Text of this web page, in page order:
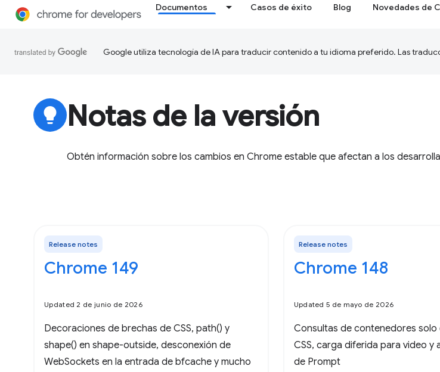
Documentos Casos de éxito Blog Novedades de
Google utiliza tecnología de IA para traducir contenido a tu idioma preferido. Las
lightbulb Notas de la versión
Obtén información sobre los cambios en Chrome estable que afectan a los
Release notes
Chrome 149
Updated 2 de junio de 2026
Decoraciones de brechas de CSS, path() y
shape() en shape-outside, desconexión de
WebSockets en la entrada de bfcache y mucho
Release notes
Chrome 148
Updated 5 de mayo de 2026
Consultas de contenedores
CSS, carga diferida para video y
de Prompt